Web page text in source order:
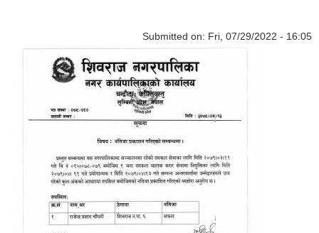
Submitted on: Fri, 07/29/2022 - 16:05